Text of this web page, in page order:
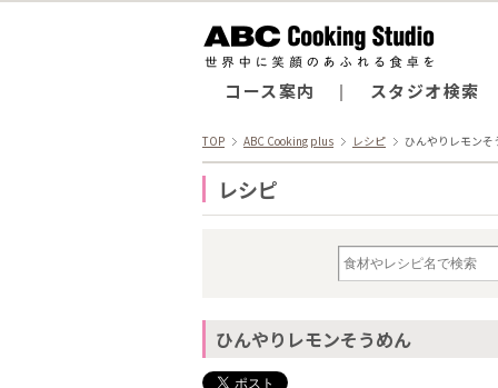
コース案内 スタジオ検索
TOP ABC Cooking plus レシピ ひんやりレモンそ
レシピ
ひんやりレモンそうめん